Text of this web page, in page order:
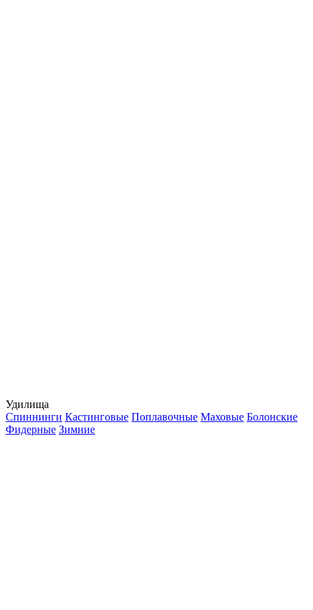
Удилища
Спиннинги Кастинговые Поплавочные Маховые Болонские
Фидерные Зимние